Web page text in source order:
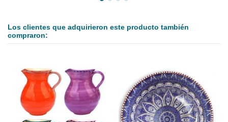
Los clientes que adquirieron este producto también
compraron: